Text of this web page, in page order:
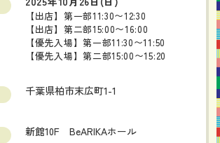
【出店】第一部11:30〜12:30
【出店】第二部15:00〜16:00
【優先入場】第一部11:30〜11:50
【優先入場】第二部15:00〜15:20
千葉県柏市末広町1-1
新館10F BeARIKAホール